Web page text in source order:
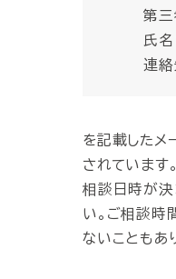
第三希
氏名
連絡先
を記載したメ
されています
相談日時が決
い。ご相談時
ないこともあ